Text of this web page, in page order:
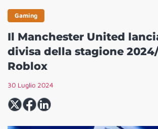
Gaming
Il Manchester United
divisa della stagione
Roblox
30 Luglio 2024